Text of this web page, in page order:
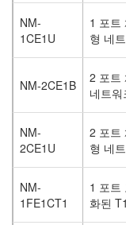
NM-
1CE1U
1 포트
형 네
NM-2CE1B
2 포트
네트
NM-
2CE1U
2 포트
형 네
NM-
1FE1CT1
1 포트
화된